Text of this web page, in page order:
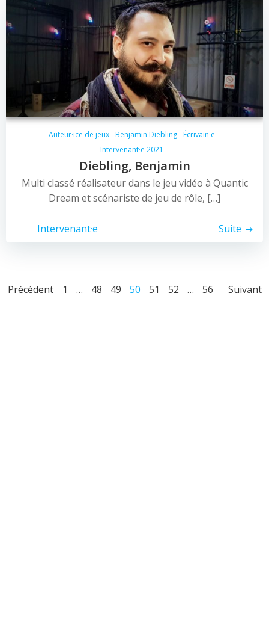
Auteur·ice de jeux Benjamin Diebling
Écrivain·e
Intervenant·e 2021
Diebling, Benjamin
Multi classé réalisateur dans le jeu vidéo à Quantic
Dream et scénariste de jeu de rôle, […]
Intervenant·e Suite
Posts
Précédent
Posts
Page
1 … Page
48 Page
49 Page
50 Page
51 Page
52 … Page
56 Suivant